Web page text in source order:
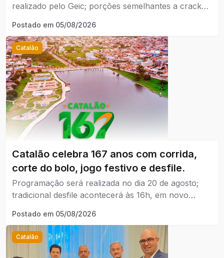
realizado pelo Geic; porções semelhantes a crack
Postado em 05/08/2026
Catalão
Catalão celebra 167 anos com corrida,
corte do bolo, jogo festivo e desfile.
Programação será realizada no dia 20 de agosto;
tradicional desfile acontecerá às 16h, em novo
Postado em 05/08/2026
Catalão